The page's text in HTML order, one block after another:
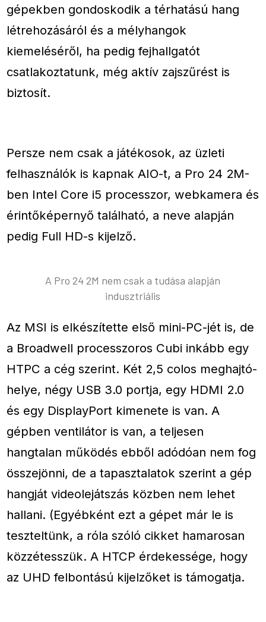
gépekben gondoskodik a térhatású hang
létrehozásáról és a mélyhangok
kiemeléséről, ha pedig fejhallgatót
csatlakoztatunk, még aktív zajszűrést is
biztosít.
Persze nem csak a játékosok, az üzleti
felhasználók is kapnak AIO-t, a Pro 24 2M-
ben Intel Core i5 processzor, webkamera és
érintőképernyő található, a neve alapján
pedig Full HD-s kijelző.
A Pro 24 2M nem csak a tudása alapján
indusztriális
Az MSI is elkészítette első mini-PC-jét is, de
a Broadwell processzoros Cubi inkább egy
HTPC a cég szerint. Két 2,5 colos meghajtó-
helye, négy USB 3.0 portja, egy HDMI 2.0
és egy DisplayPort kimenete is van. A
gépben ventilátor is van, a teljesen
hangtalan működés ebből adódóan nem fog
összejönni, de a tapasztalatok szerint a gép
hangját videolejátszás közben nem lehet
hallani. (Egyébként ezt a gépet már le is
teszteltünk, a róla szóló cikket hamarosan
közzétesszük. A HTCP érdekessége, hogy
az UHD felbontású kijelzőket is támogatja.